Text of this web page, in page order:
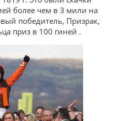
более чем в 3 мили на
победитель, Призрак,
приз в 100 гиней .